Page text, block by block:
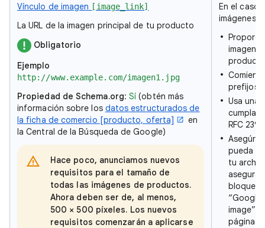
Vínculo de imagen [image_link]
La URL de la imagen principal de tu producto
Obligatorio
Ejemplo
http://www.example.com/imagen1.jpg
Propiedad de Schema.org:Sí (obtén más
información sobre los datos estructurados de
la ficha de comercio [producto, oferta]
en
la Central de la Búsqueda de Google)
Hace poco, anunciamos nuevos
requisitos para el tamaño de
todas las imágenes de productos.
Ahora deben ser de, al menos,
500 × 500 píxeles. Los nuevos
requisitos comenzarán a aplicarse
En el caso
imágenes:
imagen
prefijos
Usa una
cumpla
RFC
pueda
tu
image”
páginas